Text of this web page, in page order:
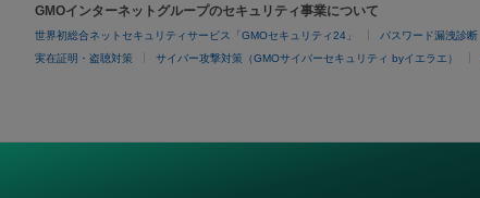
GMOインターネットグループのセキュリティ事業について
世界初総合ネットセキュリティサービス「GMOセキュリティ24」 パスワード漏洩診断
実在証明・盗聴対策 サイバー攻撃対策（GMOサイバーセキュリティ byイエラエ）